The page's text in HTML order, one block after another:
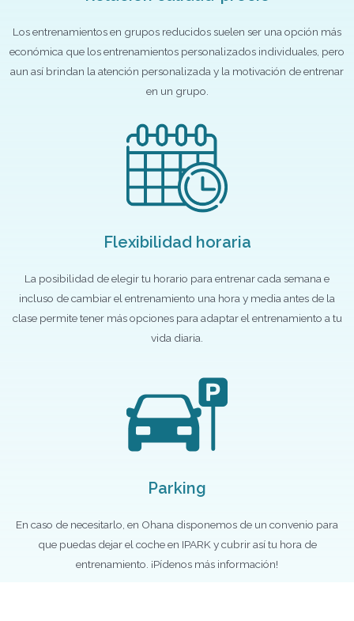
Los entrenamientos en grupos reducidos suelen ser una opción más
económica que los entrenamientos personalizados individuales, pero
aun así brindan la atención personalizada y la motivación de entrenar
en un grupo.
Flexibilidad horaria
La posibilidad de elegir tu horario para entrenar cada semana e
incluso de cambiar el entrenamiento una hora y media antes de la
clase permite tener más opciones para adaptar el entrenamiento a tu
vida diaria.
Parking
En caso de necesitarlo, en Ohana disponemos de un convenio para
que puedas dejar el coche en IPARK y cubrir así tu hora de
entrenamiento. ¡Pídenos más información!